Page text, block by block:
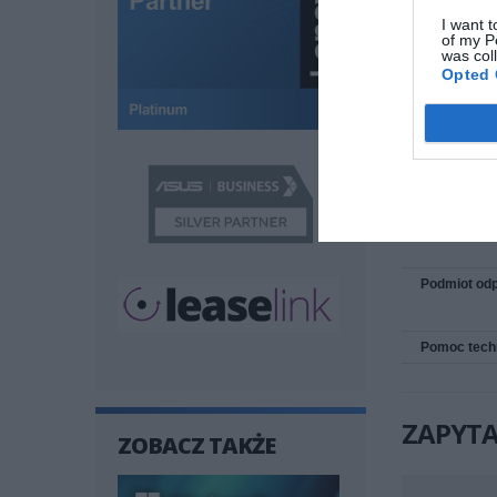
I want
of my
was
Opted
ZOBACZ TAKŻE
Deklarowana
Podmiot
Pomoc